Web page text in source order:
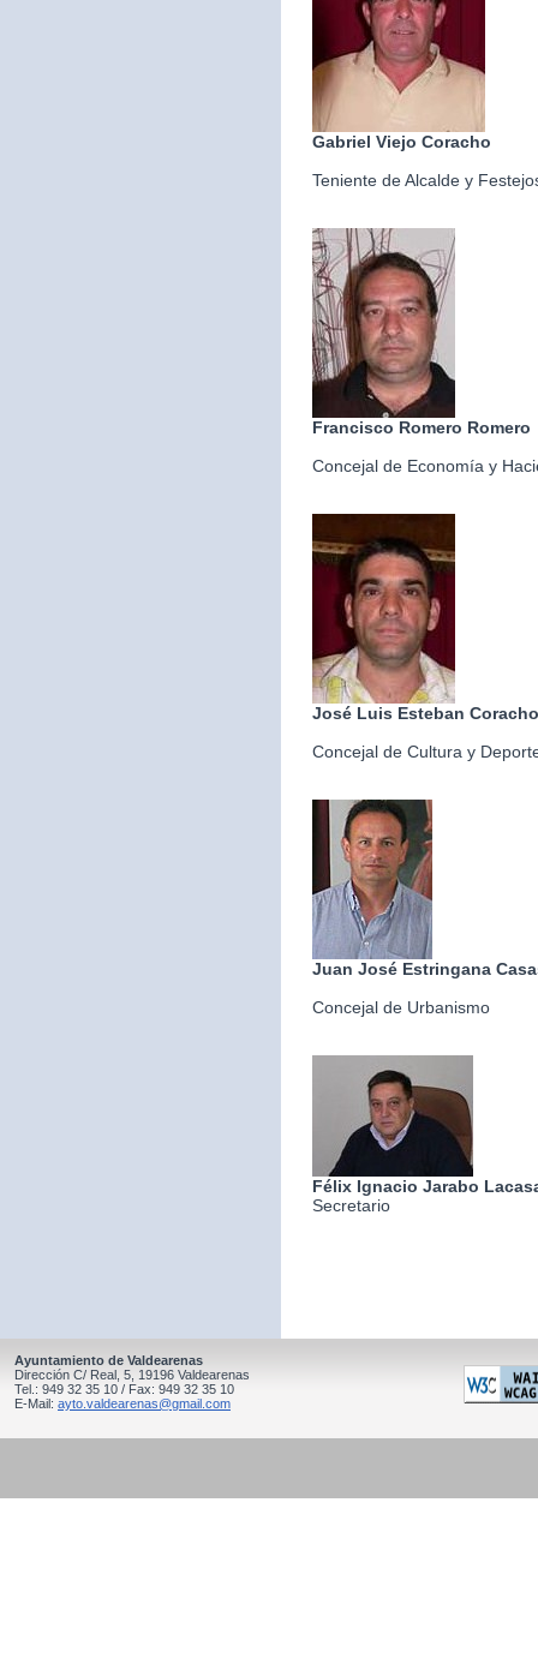
Gabriel Viejo Coracho
Teniente de Alcalde y
Francisco Romero Romero
Concejal de Economía y
José Luis Esteban Coracho
Concejal de Cultura y
Juan José Estringana
Concejal de Urbanismo
Félix Ignacio Jarabo
Secretario
Ayuntamiento de Valdearenas
Dirección C/ Real, 5, 19196 Valdearenas
Tel.: 949 32 35 10 / Fax: 949 32 35 10
E-Mail: ayto.valdearenas@gmail.com